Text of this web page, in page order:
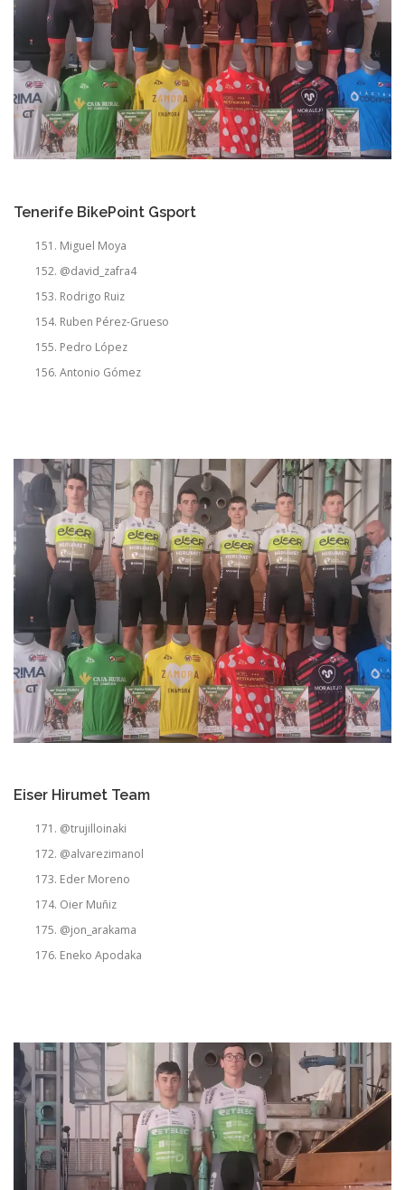
Tenerife BikePoint Gsport
Miguel Moya
@david_zafra4
Rodrigo Ruiz
Ruben Pérez-Grueso
Pedro López
Antonio Gómez
Eiser Hirumet Team
@trujilloinaki
@alvarezimanol
Eder Moreno
Oier Muñiz
@jon_arakama
Eneko Apodaka